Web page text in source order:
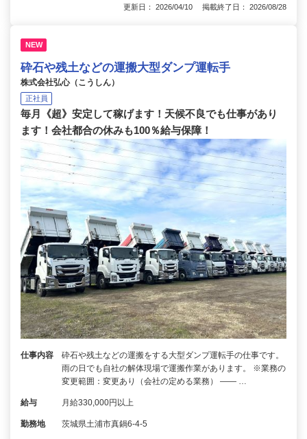
更新日： 2026/04/10 掲載終了日： 2026/08/28
NEW
砕石や残土などの運搬大型ダンプ運転手
株式会社弘心（こうしん）
正社員
毎月《超》安定して稼げます！天候不良でも仕事があり
ます！会社都合の休みも100％給与保障！
仕事内容
砕石や残土などの運搬をする大型ダンプ運転手の仕事です。
雨の日でも自社の解体現場で運搬作業があります。 ※業務の
変更範囲：変更あり（会社の定める業務） ―― …
給与 月給330,000円以上
勤務地 茨城県土浦市真鍋6-4-5